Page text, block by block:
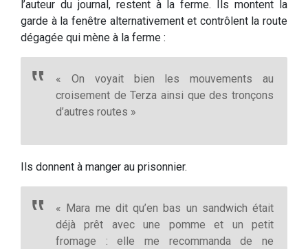
l’auteur du journal, restent à la ferme. Ils montent la
garde à la fenêtre alternativement et contrôlent la route
dégagée qui mène à la ferme :
« On voyait bien les mouvements au
croisement de Terza ainsi que des tronçons
d’autres routes »
Ils donnent à manger au prisonnier.
« Mara me dit qu’en bas un sandwich était
déjà prêt avec une pomme et un petit
fromage : elle me recommanda de ne